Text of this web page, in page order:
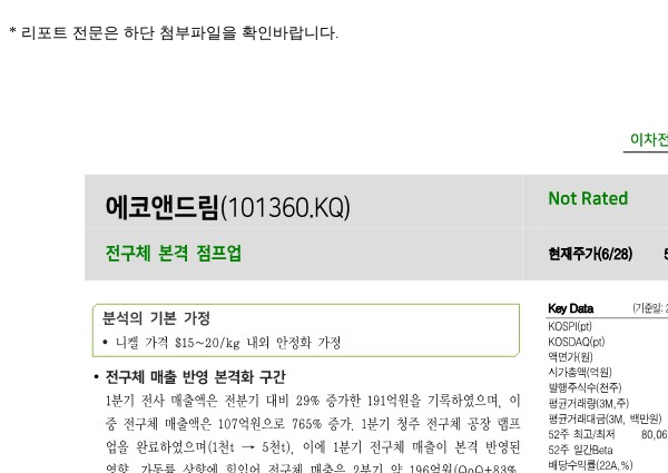
* 리포트 전문은 하단 첨부파일을 확인바랍니다.